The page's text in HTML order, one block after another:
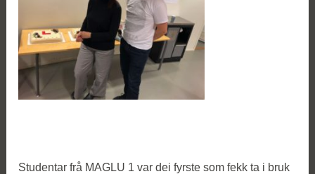
Studentar frå MAGLU 1 var dei fyrste som fekk ta i bruk